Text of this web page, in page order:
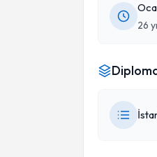
26